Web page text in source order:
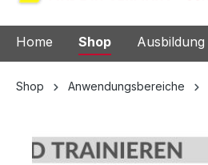
Home Shop Ausbildung
Shop Anwendungsbereiche